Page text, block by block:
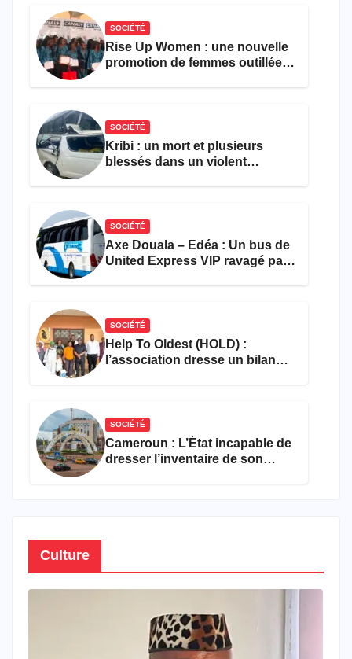
SOCIÉTÉ
Rise Up Women : une nouvelle
promotion de femmes outillées
SOCIÉTÉ
Kribi : un mort et plusieurs
blessés dans un violent
SOCIÉTÉ
Axe Douala – Edéa : Un bus de
United Express VIP ravagé par
SOCIÉTÉ
Help To Oldest (HOLD) :
l’association dresse un bilan
SOCIÉTÉ
Cameroun : L’État incapable de
dresser l’inventaire de son
Culture